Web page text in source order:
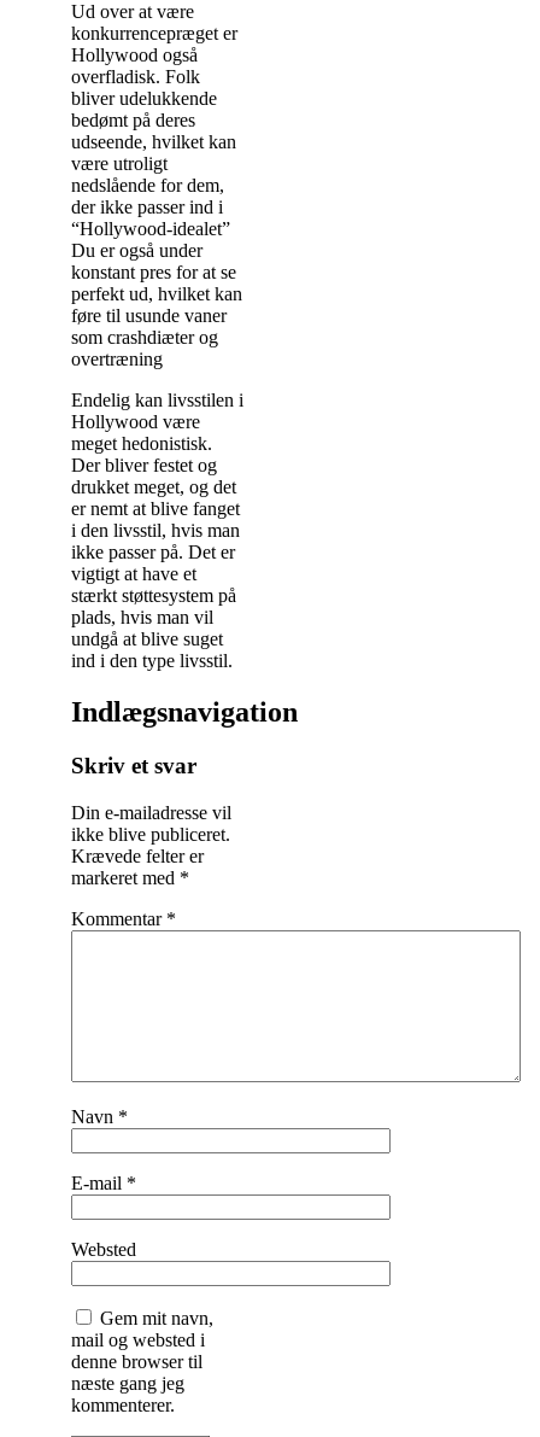
Ud over at være
konkurrencepræget er
Hollywood også
overfladisk. Folk
bliver udelukkende
bedømt på deres
udseende, hvilket kan
være utroligt
nedslående for dem,
der ikke passer ind i
“Hollywood-idealet”
Du er også under
konstant pres for at se
perfekt ud, hvilket kan
føre til usunde vaner
som crashdiæter og
overtræning
Endelig kan livsstilen i
Hollywood være
meget hedonistisk.
Der bliver festet og
drukket meget, og det
er nemt at blive fanget
i den livsstil, hvis man
ikke passer på. Det er
vigtigt at have et
stærkt støttesystem på
plads, hvis man vil
undgå at blive suget
ind i den type livsstil.
Indlægsnavigation
Skriv et svar
Din e-mailadresse vil
ikke blive publiceret.
Krævede felter er
markeret med *
Kommentar *
Navn *
E-mail *
Websted
Gem mit navn,
mail og websted i
denne browser til
næste gang jeg
kommenterer.